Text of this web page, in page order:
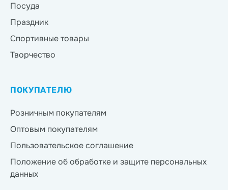
Посуда
Праздник
Спортивные товары
Творчество
ПОКУПАТЕЛЮ
Розничным покупателям
Оптовым покупателям
Пользовательское соглашение
Положение об обработке и защите персональных
данных